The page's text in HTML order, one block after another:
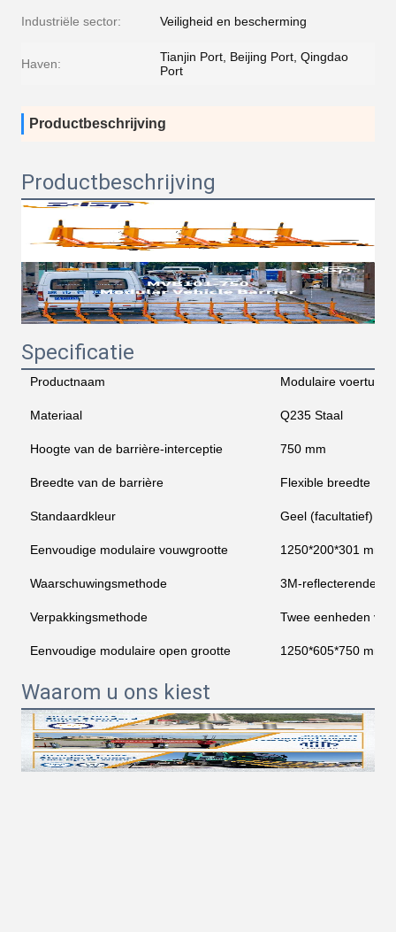
Industriële sector: Veiligheid en bescherming
Haven:
Tianjin Port, Beijing Port, Qingdao
Port
Productbeschrijving
Productbeschrijving
Specificatie
Productnaam Modulaire
Materiaal Q235 Staal
Hoogte van de barrière-interceptie 750 mm
Breedte van de barrière Flexible breedte
Standaardkleur Geel (facultatief)
Eenvoudige modulaire vouwgrootte 1250*200*301 mm
Waarschuwingsmethode 3M-reflecterende
Verpakkingsmethode Twee eenheden
Eenvoudige modulaire open grootte 1250*605*750 mm
Waarom u ons kiest